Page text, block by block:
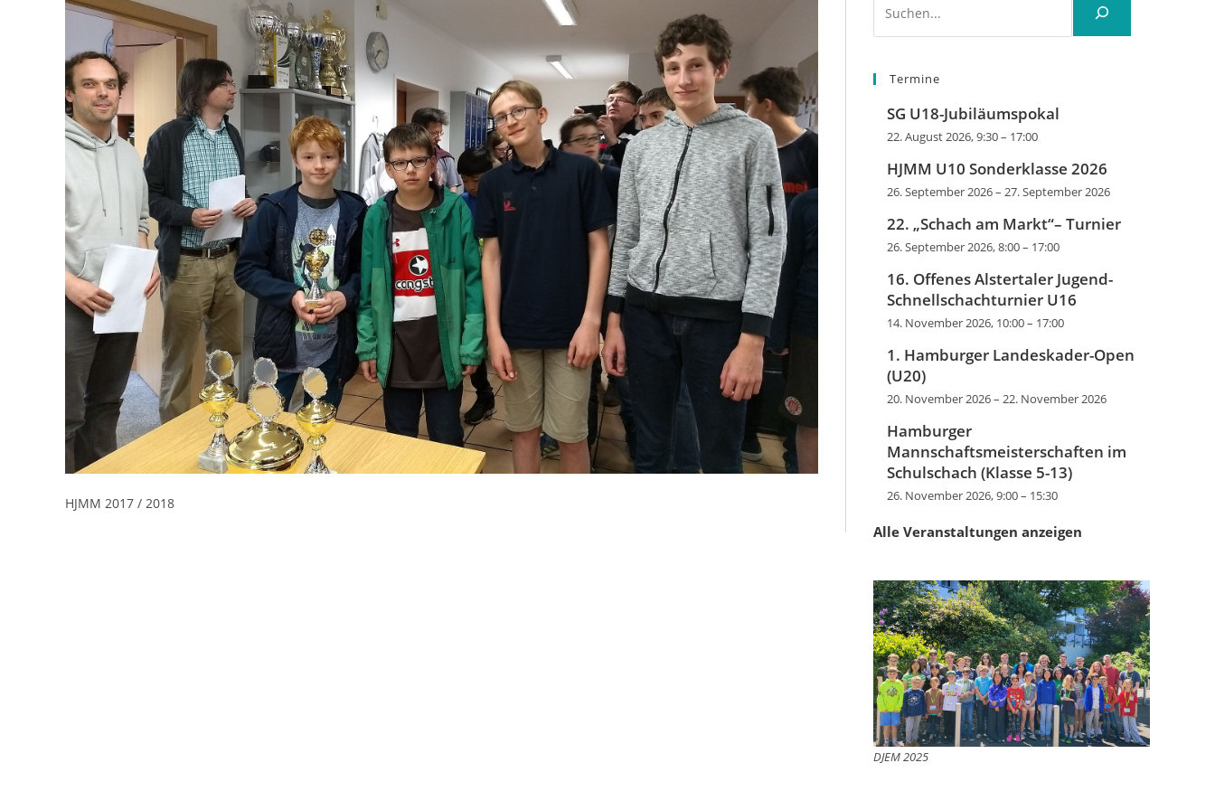
HJMM 2017 / 2018
Termine
SG U18-Jubiläumspokal
22. August 2026, 9:30– 17:00
HJMM U10 Sonderklasse 2026
26. September 2026– 27. September 2026
22. „Schach am Markt“– Turnier
26. September 2026, 8:00– 17:00
16. Offenes Alstertaler Jugend-
Schnellschachturnier U16
14. November 2026, 10:00– 17:00
1. Hamburger Landeskader-Open
(U20)
20. November 2026– 22. November 2026
Hamburger
Mannschaftsmeisterschaften im
Schulschach (Klasse 5-13)
26. November 2026, 9:00– 15:30
Alle Veranstaltungen anzeigen
DJEM 2025